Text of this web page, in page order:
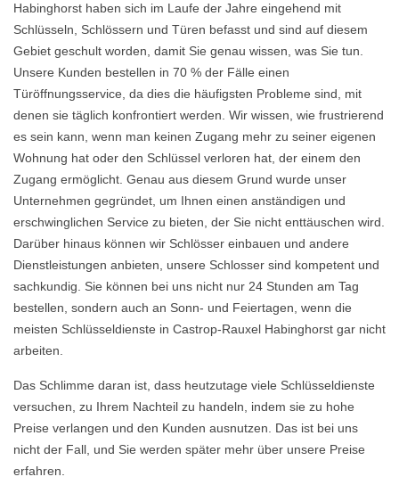
Habinghorst haben sich im Laufe der Jahre eingehend mit
Schlüsseln, Schlössern und Türen befasst und sind auf diesem
Gebiet geschult worden, damit Sie genau wissen, was Sie tun.
Unsere Kunden bestellen in 70 % der Fälle einen
Türöffnungsservice, da dies die häufigsten Probleme sind, mit
denen sie täglich konfrontiert werden. Wir wissen, wie frustrierend
es sein kann, wenn man keinen Zugang mehr zu seiner eigenen
Wohnung hat oder den Schlüssel verloren hat, der einem den
Zugang ermöglicht. Genau aus diesem Grund wurde unser
Unternehmen gegründet, um Ihnen einen anständigen und
erschwinglichen Service zu bieten, der Sie nicht enttäuschen wird.
Darüber hinaus können wir Schlösser einbauen und andere
Dienstleistungen anbieten, unsere Schlosser sind kompetent und
sachkundig. Sie können bei uns nicht nur 24 Stunden am Tag
bestellen, sondern auch an Sonn- und Feiertagen, wenn die
meisten Schlüsseldienste in Castrop-Rauxel Habinghorst gar nicht
arbeiten.
Das Schlimme daran ist, dass heutzutage viele Schlüsseldienste
versuchen, zu Ihrem Nachteil zu handeln, indem sie zu hohe
Preise verlangen und den Kunden ausnutzen. Das ist bei uns
nicht der Fall, und Sie werden später mehr über unsere Preise
erfahren.